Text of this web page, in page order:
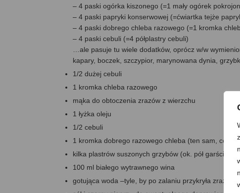
– 4 paski ogórka kiszonego (=1 mały ogórek
– 4 paski papryki konserwowej (=ćwiartka tejże
– 4 paski dobrego chleba razowego (=1 kromka
– 4 paski cebuli (=4 półplastry cebuli)
…ale pasuje tu wiele dodatków, oprócz w/w
kapary, boczek, szczypior, marynowana dynia,
1/2 dużej cebuli
1 kromka chleba razowego
mąka do obtoczenia zrazów z wierzchu
1 łyżka oleju
1/2 cebuli
1 kromka dobrego razowego chleba (ten sam, co do
kilka plastrów suszonych grzybów (ok. pół garści;))
100 ml białego wytrawnego wina
gotująca woda –tyle, by po zalaniu przykryła zrazy do